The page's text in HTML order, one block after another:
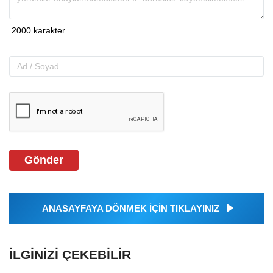
Gönder
ANASAYFAYA DÖNMEK İÇİN TIKLAYINIZ
İLGINIZI ÇEKEBILIR